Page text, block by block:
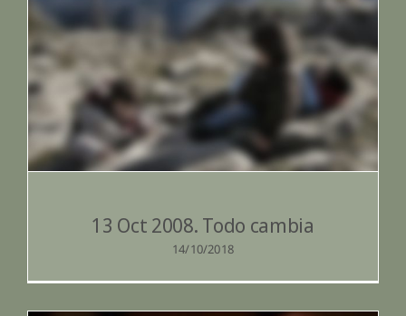
13 Oct 2008. Todo cambia
13 Oct 2008. Todo cambia
14/10/2018